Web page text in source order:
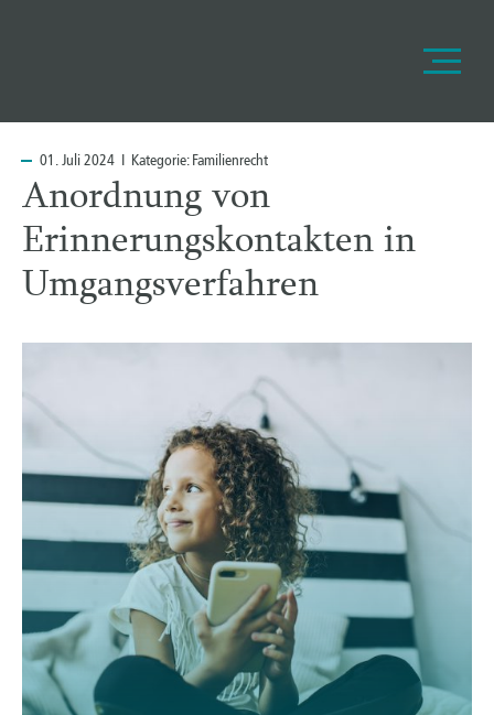
01.Juli 2024 I Kategorie:Familienrecht
Anordnung von
Erinnerungskontakten in
Umgangsverfahren